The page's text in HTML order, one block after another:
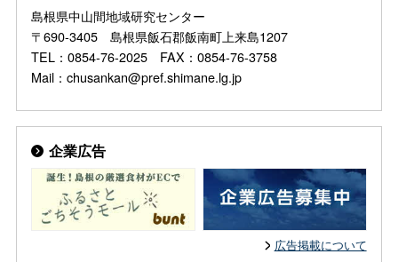
島根県中山間地域研究センター
〒690-3405 島根県飯石郡飯南町上来島1207
TEL：0854-76-2025 FAX：0854-76-3758
Mail：chusankan@pref.shimane.lg.jp
企業広告
広告掲載について